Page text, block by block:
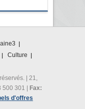
Culture
| 21,
500 301 | Fax:
d'offres